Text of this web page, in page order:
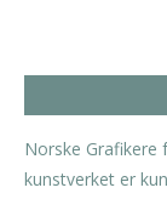
Norske Grafikere
kunstverket er